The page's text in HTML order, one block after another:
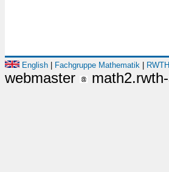
English Fachgruppe Mathematik
webmaster